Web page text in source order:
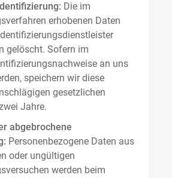
Die im
erhobenen Daten
gelöscht. Sofern im
an uns
speichern wir diese
gesetzlichen
Jahre.
abgebrochene
Personenbezogene Daten aus
oder ungültigen
werden beim